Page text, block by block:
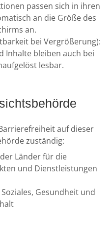
passen sich in ihren
an die Größe des
an.
bei Vergrößerung):
Inhalte bleiben auch bei
lesbar.
auf dieser
zuständig:
Länder für die
und Dienstleistungen
Gesundheit und